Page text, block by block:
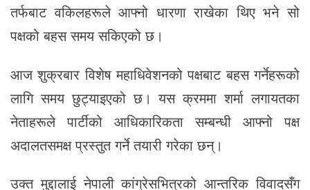
तर्फबाट वकिलहरूले आफ्नो धारणा राखेका थिए भने सो
पक्षको बहस समय सकिएको छ।
आज शुक्रबार विशेष महाधिवेशनको पक्षबाट बहस गर्नेहरूको
लागि समय छुट्याइएको छ। यस क्रममा शर्मा लगायतका
नेताहरूले पार्टीको आधिकारिकता सम्बन्धी आफ्नो पक्ष
अदालतसमक्ष प्रस्तुत गर्ने तयारी गरेका छन्।
उक्त मुद्दालाई नेपाली कांग्रेसभित्रको आन्तरिक विवादसँग